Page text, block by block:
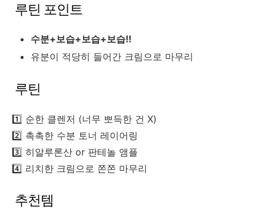
루틴 포인트
수분+보습+보습+보습!!
유분이 적당히 들어간 크림으로 마무리
루틴
1️⃣ 순한 클렌저 (너무 뽀득한 건 X)
2️⃣ 촉촉한 수분 토너 레이어링
3️⃣ 히알루론산 or 판테놀 앰플
4️⃣ 리치한 크림으로 쫀쫀 마무리
추천템